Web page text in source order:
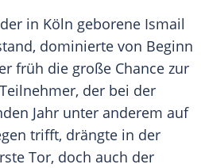
in Köln geborene Ismail
dominierte von Beginn
früh die große Chance zur
der bei der
Jahr unter anderem auf
trifft, drängte in der
Tor, doch auch der